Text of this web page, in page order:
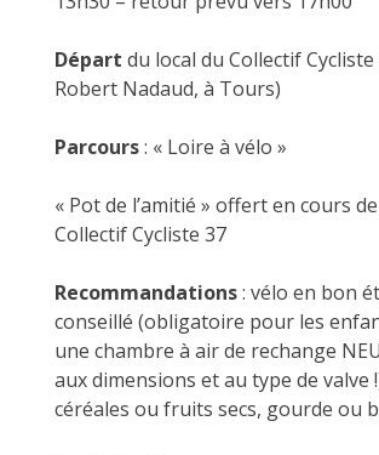
Départ du local du Collectif Cycliste
Robert Nadaud, à Tours)
Parcours: « Loire à vélo »
« Pot de l’amitié » offert en cours
Collectif Cycliste 37
Recommandations: vélo en bon
conseillé (obligatoire pour les
une chambre à air de rechange
aux dimensions et au type de valve
céréales ou fruits secs, gourde ou